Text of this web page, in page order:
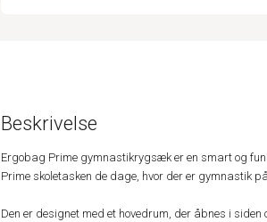
Beskrivelse
Ergobag Prime gymnastikrygsæk er en smart og
Prime skoletasken de dage, hvor der er gymnastik
Den er designet med et hovedrum, der åbnes i